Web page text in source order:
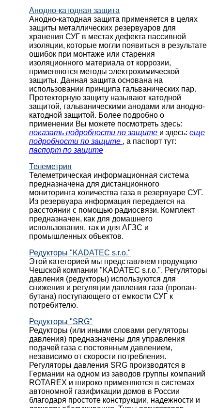
Анодно-катодная защита
Анодно-катодная защита применяется в целях
защиты металлических резервуаров для
хранения СУГ в местах дефекта пассивной
изоляции, которые могли появиться в результате
ошибок при монтаже или старения
изоляционного материала от коррозии,
применяются методы электрохимической
защиты. Данная защита основана на
использовании принципа гальванических пар.
Протекторную защиту называют катодной
защитой, гальваническими анодами или анодно-
катодной защитой. Более подробно о
применении Вы можете посмотреть здесь:
показать подробности по защите и здесь: еще
подробности по защите , а паспорт тут:
паспорт по защите
Телеметрия
Телеметрическая информационная система
предназначена для дистанционного
мониторинга количества газа в резервуаре СУГ.
Из резервуара информация передается на
расстоянии с помощью радиосвязи. Комплект
предназначен, как для домашнего
использования, так и для АГЗС и
промышленных объектов.
Редукторы "KADATEC s.r.o."
Этой категорией мы представляем продукцию
Чешской компании "KADATEC s.r.o.". Регуляторы
давления (редукторы) используются для
снижения и регуляции давления газа (пропан-
бутана) поступающего от емкости СУГ к
потребителю.
Редукторы "SRG"
Редукторы (или иными словами регуляторы
давления) предназначены для управления
подачей газа с постоянным давлением,
независимо от скорости потребления.
Регуляторы давления SRG производятся в
Германии на одном из заводов группы компаний
ROTAREX и широко применяются в системах
автономной газификации домов в России
благодаря простоте конструкции, надежности и